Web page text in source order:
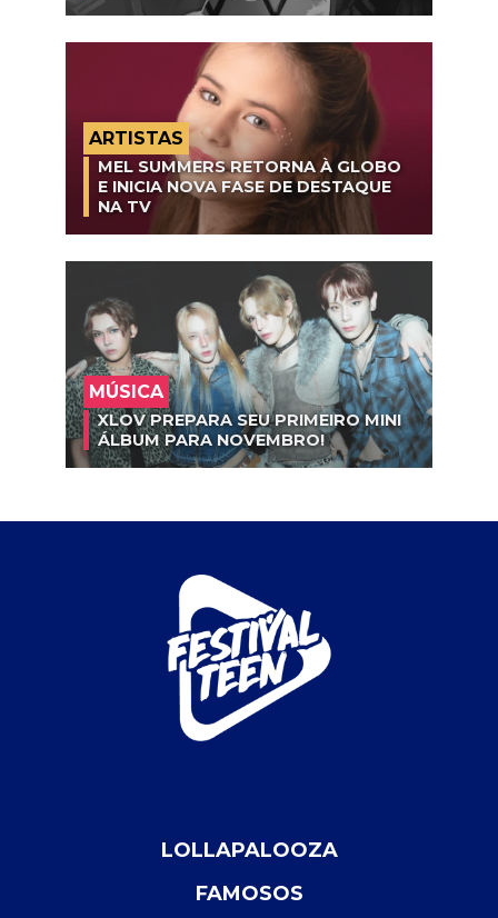
ARTISTAS
MEL SUMMERS RETORNA À GLOBO
E INICIA NOVA FASE DE DESTAQUE
NA TV
MÚSICA
XLOV PREPARA SEU PRIMEIRO MINI
ÁLBUM PARA NOVEMBRO!
LOLLAPALOOZA
FAMOSOS